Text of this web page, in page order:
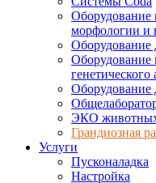
Оборудование
морфологии и
Оборудование
Оборудование
генетического
Оборудование
ЭКО
Грандиозная
Услуги
Пусконаладка
Настройка